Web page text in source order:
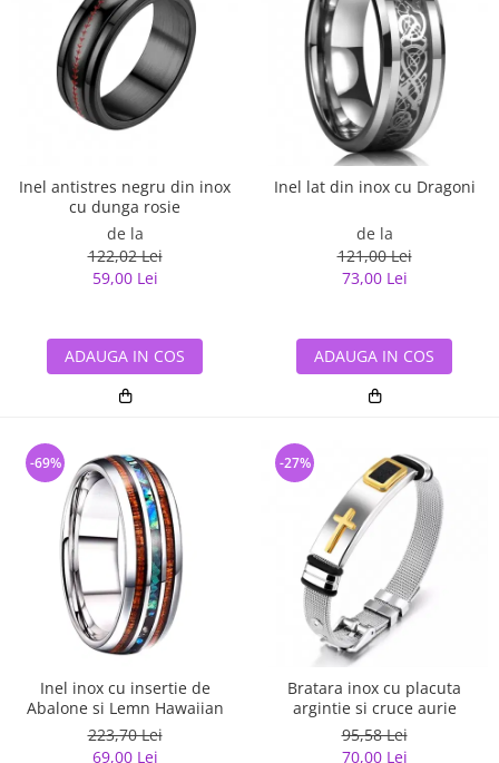
Inel antistres negru din inox
cu dunga rosie
de la
122,02 Lei
59,00 Lei
ADAUGA IN COS
Inel lat din inox cu Dragoni
de la
121,00 Lei
73,00 Lei
ADAUGA IN COS
Inel inox cu insertie de
Abalone si Lemn Hawaiian
223,70 Lei
69,00 Lei
-69%
Bratara inox cu placuta
argintie si cruce aurie
95,58 Lei
70,00 Lei
-27%